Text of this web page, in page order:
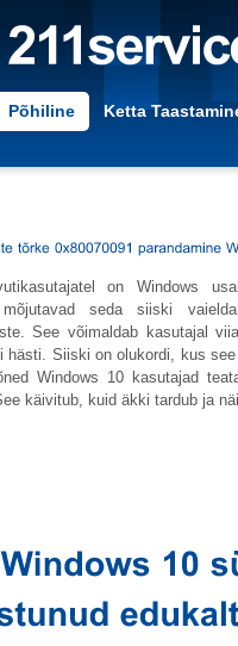
Põhiline Ketta
on Windows
mõjutavad seda siiski
See võimaldab kasutajal
hästi. Siiski on olukordi, kus
Windows 10 kasutajad
käivitub, kuid äkki tardub ja